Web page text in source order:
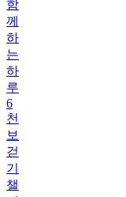
하
는
하
루
6
천
보
걷
기
챌
린
지